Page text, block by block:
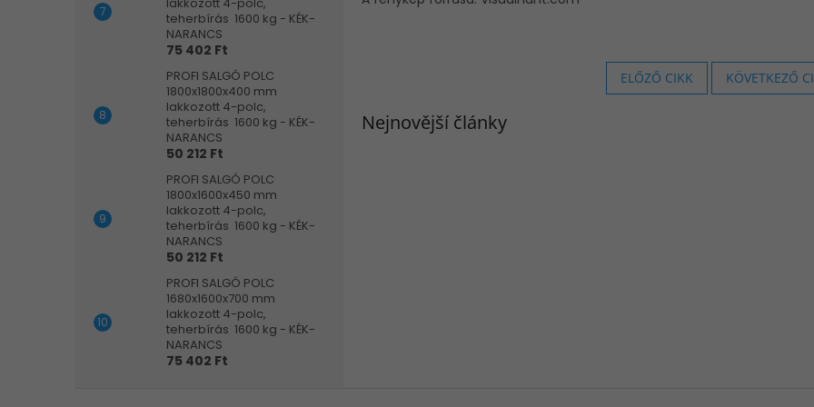
teherbírás 1600 kg - KÉK-
NARANCS
75 402 Ft
PROFI SALGÓ POLC
1800x1800x400 mm
lakkozott 4-polc,
teherbírás 1600 kg - KÉK-
NARANCS
50 212 Ft
PROFI SALGÓ POLC
1800x1600x450 mm
lakkozott 4-polc,
teherbírás 1600 kg - KÉK-
NARANCS
50 212 Ft
PROFI SALGÓ POLC
1680x1600x700 mm
lakkozott 4-polc,
teherbírás 1600 kg - KÉK-
NARANCS
75 402 Ft
ELŐZŐ CIKK KÖVETKEZŐ
Nejnovější články